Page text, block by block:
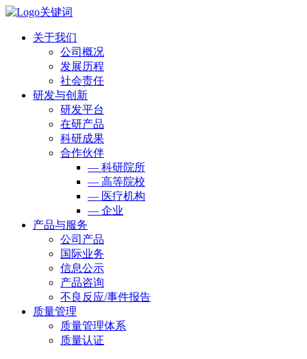
关于我们
公司概况
发展历程
社会责任
研发与创新
研发平台
在研产品
科研成果
合作伙伴
— 科研院所
— 高等院校
— 医疗机构
— 企业
产品与服务
公司产品
国际业务
信息公示
产品咨询
不良反应/事件报告
质量管理
质量管理体系
质量认证